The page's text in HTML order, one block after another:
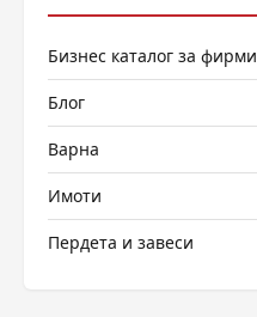
Бизнес каталог за фирми
Блог
Варна
Имоти
Пердета и завеси